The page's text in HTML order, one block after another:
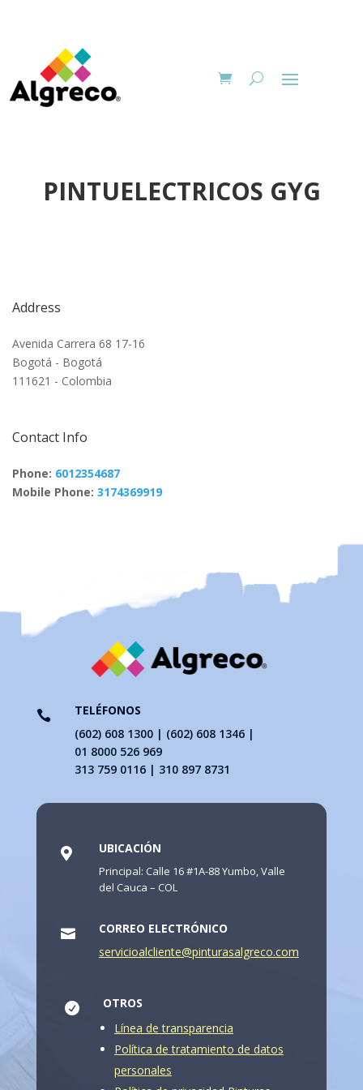
PINTUELECTRICOS GYG
Address
Avenida Carrera 68 17-16
Bogotá - Bogotá
111621 - Colombia
Contact Info
Phone: 6012354687
Mobile Phone: 3174369919

TELÉFONOS
(602) 608 1300 | (602) 608 1346 |
01 8000 526 969
313 759 0116 | 310 897 8731
 UBICACIÓN
Principal: Calle 16 #1A-88 Yumbo, Valle
del Cauca – COL

CORREO ELECTRÓNICO
servicioalcliente@pinturasalgreco.com

OTROS
Línea de transparencia
Política de tratamiento de datos
personales